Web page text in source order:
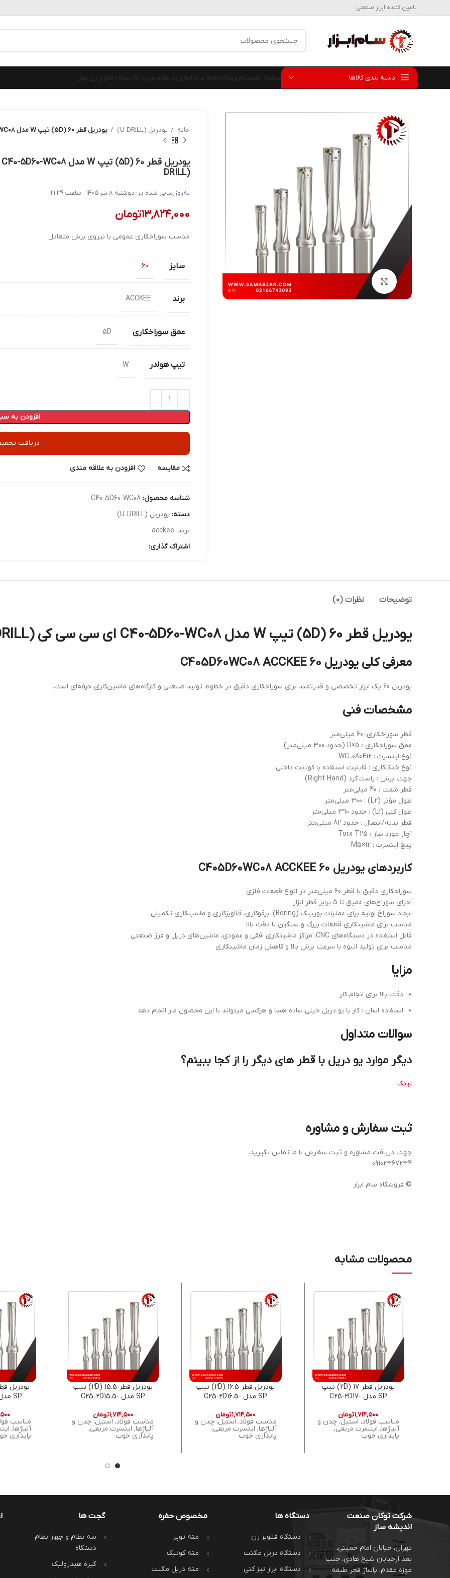
تامین کننده ابزار صنعتی
دسته بندی کالاها صفحه نخستفروشگاهمجله سام ابزار برند هاتماس با مادستگاه قلاویز زن برقی
بزرگنمایی تصویر
خانه یودریل (U-DRILL) یودریل قطر 60 (5D) تیپ W مدل C40-5D60-WC08 ای سی سی کی ACCKEE (U-DRILL)
DRILL)
به‌روزرسانی شده در: دوشنبه ۸ تیر ۱۴۰۵ - ساعت ۲۱:۳۹
۱۳,۸۲۴,۰۰۰تومان
مناسب سوراخکاری عمومی با نیروی برش متعادل
سایز 60
برند ACCKEE
عمق سوراخکاری 5D
تیپ هولدر W
افزودن به
دریافت
مقایسه افزودن به علاقه مندی
شناسه محصول:C40-5D60-WC08
دسته: یودریل (U-DRILL)
برند: acckee
اشتراک گذاری:
توضیحات نظرات (0)
یودریل قطر 60 (5D) تیپ W مدل C40-5D60-WC08 ای سی سی کی ACCKEE (U-DRILL)
معرفی کلی یودریل 60 C405D60WC08 ACCKEE
یودریل 60 یک ابزار تخصصی و قدرتمند برای سوراخکاری دقیق در خطوط تولید صنعتی و کارگاه‌های ماشین‌کاری حرفه‌ای است.
مشخصات فنی
قطر سوراخکاری: 60 میلی‌متر
عمق سوراخکاری : 5×D (حدود 300 میلی‌متر)
نوع اینسرت : WC..080412
نوع خنک‌کاری : قابلیت استفاده با کولانت داخلی
جهت برش : راست‌گرد (Right Hand)
قطر شفت : 40 میلی‌متر
طول مؤثر (L2) : 300 میلی‌متر
طول کلی (L1) : حدود 390 میلی‌متر
قطر بدنه/اتصال : حدود 82 میلی‌متر
آچار مورد نیاز : Torx T25
پیچ اینسرت : M5×12
کاربردهای یودریل 60 C405D60WC08 ACCKEE
سوراخکاری دقیق با قطر 60 میلی‌متر در انواع قطعات فلزی
اجرای سوراخ‌های عمیق تا 5 برابر قطر ابزار
ایجاد سوراخ اولیه برای عملیات بورینگ (Boring)، برقوکاری، قلاویزکاری و ماشینکاری تکمیلی
مناسب برای ماشینکاری قطعات بزرگ و سنگین با دقت بالا
قابل استفاده در دستگاه‌های CNC، مراکز ماشینکاری افقی و عمودی، ماشین‌های دریل و فرز صنعتی
مناسب برای تولید انبوه با سرعت برش بالا و کاهش زمان ماشینکاری
مزایا
دقت بالا برای انجام کار
استفاده اسان : کار با یو دریل خیلی ساده هسا و هرکسی میتواند با این محصول مار انجام دهد
سوالات متداول
دیگر موارد یو دریل با قطر های دیگر را از کجا ببینم؟
لینک
ثبت سفارش و مشاوره
جهت دریافت مشاوره و ثبت سفارش با ما تماس بگیرید.
09102367234
© فروشگاه سام ابزار
محصولات مشابه
یودریل قطر 17 (2D) تیپ
SP مدل C25-2D17-
ACCKEE (U-DRILL)
۱,۷۱۴,۵۰۰تومان
مناسب فولاد، استیل، چدن و
آلیاژها, اینسرت مربعی,
پایداری خوب
یودریل قطر 16.5 (2D) تیپ
SP مدل C25-2D16.5-
ACCKEE (U-DRILL)
۱,۷۱۴,۵۰۰تومان
مناسب فولاد، استیل، چدن و
آلیاژها, اینسرت مربعی,
پایداری خوب
یودریل قطر 15.5 (2D) تیپ
SP مدل C25-2D15.5-
ACCKEE (U-DRILL)
۱,۷۱۴,۵۰۰تومان
مناسب فولاد، استیل، چدن و
آلیاژها, اینسرت مربعی,
پایداری خوب
مناسب
آلیاژها,
پایداری
شرکت توکان صنعت
اندیشه ساز
تهران، خیابان امام خمینی،
بعد ازخیابان شیخ هادی، جنب
موزه مقدم، پاساژ فجر طبقه
دستگاه ها
دستگاه قلاویز زن
دستگاه دریل مگنت
دستگاه ابزار تیز کنی
مخصوص حفره
مته توپر
مته کونیک
مته دریل مگنت
گجت ها
سه نظام و چهار نظام
دستگاه
گیره هیدرولیک